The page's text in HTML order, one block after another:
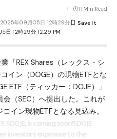
12時29分 12:29 PM
年09月05日 12時29分
11 Min Read
「REX Shares（レックス・シ
イン（DOGE） の現物ETFとな
ETF（ティッカー：DOJE）」
（SEC）へ提出した。これが
イン現物ETFとなる見込み。